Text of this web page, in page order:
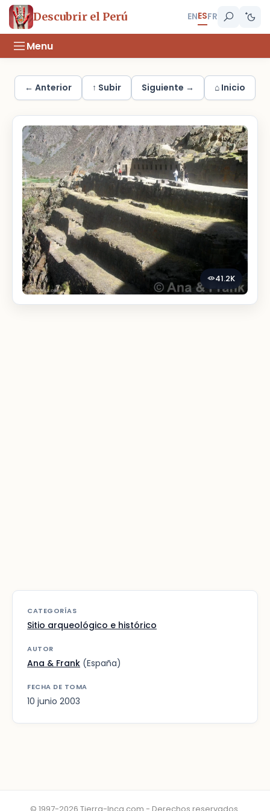
Descubrir el Perú ENESFR
Menu
← Anterior ↑ Subir Siguiente → ⌂ Inicio
41.2K
CATEGORÍAS
Sitio arqueológico e histórico
AUTOR
Ana & Frank (España)
FECHA DE TOMA
10 junio 2003